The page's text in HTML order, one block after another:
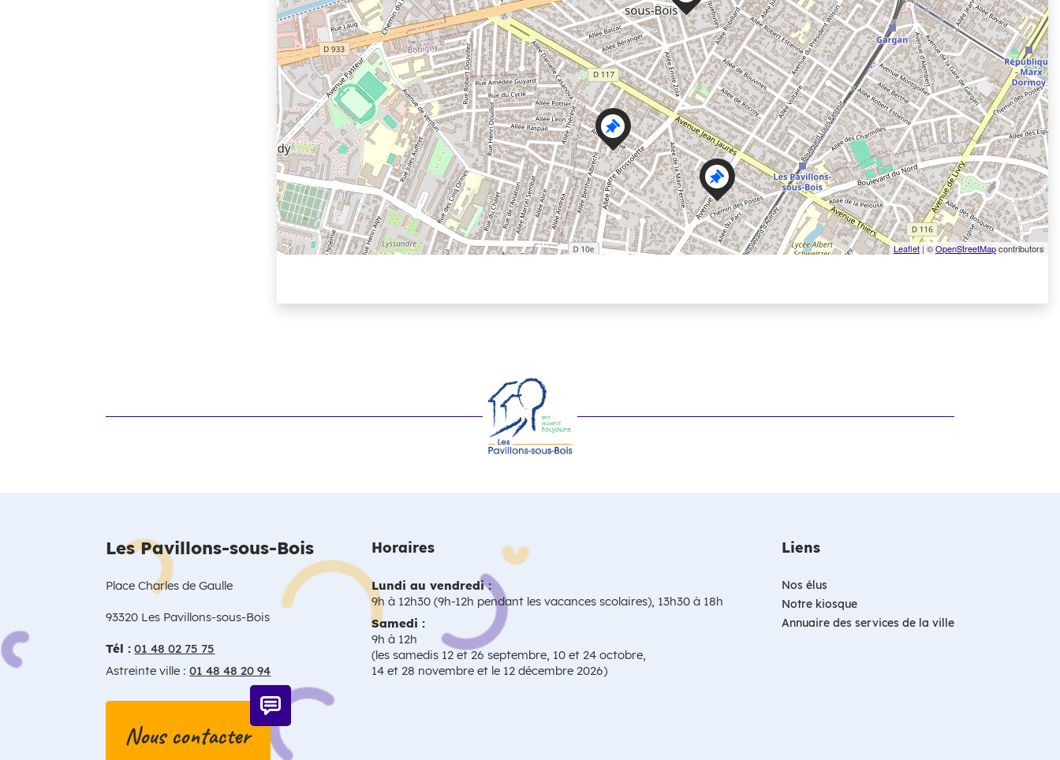
Leaflet| ©OpenStreetMapcontributors
Les Pavillons-sous-Bois
Place Charles de Gaulle
93320 Les Pavillons-sous-Bois
Tél : 01 48 02 75 75
Astreinte ville :01 48 48 20 94
Horaires
Lundi au vendredi :
9h à 12h30 (9h-12h pendant les vacances scolaires), 13h30 à 18h
Samedi :
9h à 12h
(les samedis 12 et 26 septembre, 10 et 24 octobre,
14 et 28 novembre et le 12 décembre 2026)
Liens
Nos élus
Notre kiosque
Annuaire des services de la ville
Nous contacter